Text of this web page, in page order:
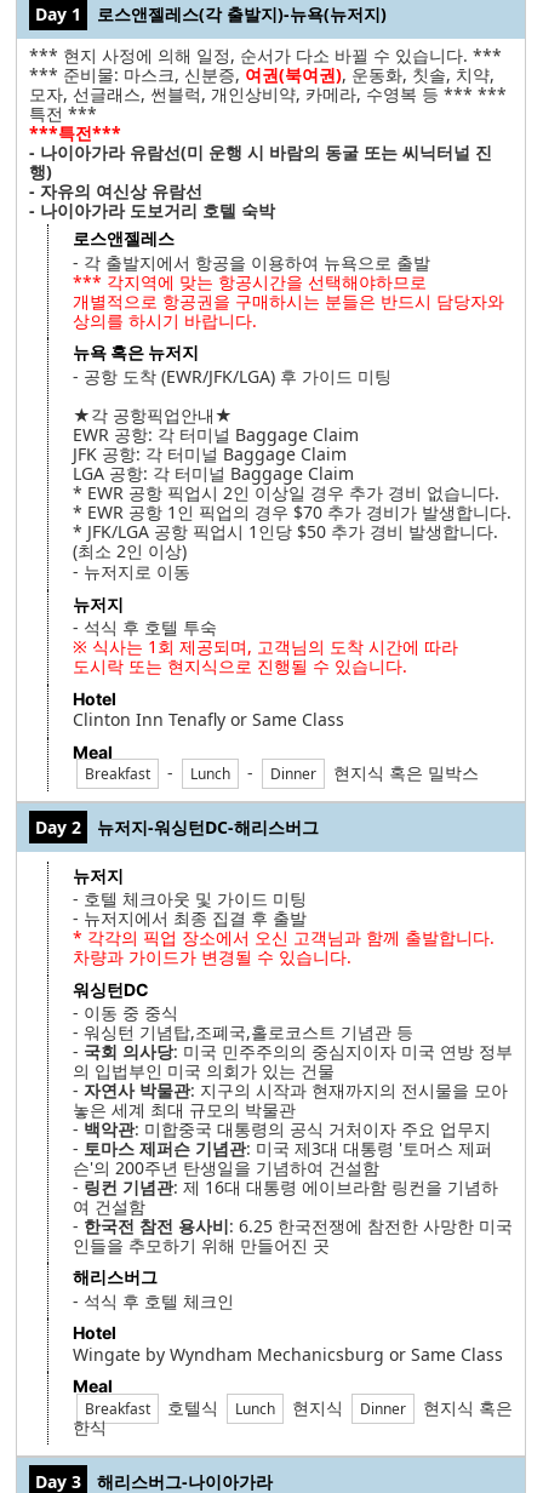
Day 1
로스앤젤레스(각 출발지)-뉴욕(뉴저지)
*** 현지 사정에 의해 일정, 순서가 다소 바뀔 수 있습니다. ***
*** 준비물: 마스크, 신분증, 여권(북여권), 운동화, 칫솔, 치약,
모자, 선글래스, 썬블럭, 개인상비약, 카메라, 수영복 등 *** ***
특전 ***
***특전***
- 나이아가라 유람선(미 운행 시 바람의 동굴 또는 씨닉터널 진
행)
- 자유의 여신상 유람선
- 나이아가라 도보거리 호텔 숙박
로스앤젤레스
- 각 출발지에서 항공을 이용하여 뉴욕으로 출발
*** 각지역에 맞는 항공시간을 선택해야하므로
개별적으로 항공권을 구매하시는 분들은 반드시 담당자와
상의를 하시기 바랍니다.
뉴욕 혹은 뉴저지
- 공항 도착 (EWR/JFK/LGA) 후 가이드 미팅
★각 공항픽업안내★
EWR 공항: 각 터미널 Baggage Claim
JFK 공항: 각 터미널 Baggage Claim
LGA 공항: 각 터미널 Baggage Claim
* EWR 공항 픽업시 2인 이상일 경우 추가 경비 없습니다.
* EWR 공항 1인 픽업의 경우 $70 추가 경비가 발생합니다.
* JFK/LGA 공항 픽업시 1인당 $50 추가 경비 발생합니다.
(최소 2인 이상)
- 뉴저지로 이동
뉴저지
- 석식 후 호텔 투숙
※ 식사는 1회 제공되며, 고객님의 도착 시간에 따라
도시락 또는 현지식으로 진행될 수 있습니다.
Hotel
Clinton Inn Tenafly or Same Class
Meal
Breakfast
- Lunch - Dinner 현지식 혹은 밀박스
Day 2 뉴저지-워싱턴DC-해리스버그
뉴저지
- 호텔 체크아웃 및 가이드 미팅
- 뉴저지에서 최종 집결 후 출발
* 각각의 픽업 장소에서 오신 고객님과 함께 출발합니다.
차량과 가이드가 변경될 수 있습니다.
워싱턴DC
- 이동 중 중식
- 워싱턴 기념탑,조폐국,홀로코스트 기념관 등
- 국회 의사당: 미국 민주주의의 중심지이자 미국 연방 정부
의 입법부인 미국 의회가 있는 건물
-자연사 박물관: 지구의 시작과 현재까지의 전시물을 모아
놓은 세계 최대 규모의 박물관
- 백악관: 미합중국 대통령의 공식 거처이자 주요 업무지
- 토마스 제퍼슨 기념관: 미국 제3대 대통령 '토머스 제퍼
슨'의 200주년 탄생일을 기념하여 건설함
- 링컨 기념관: 제 16대 대통령 에이브라함 링컨을 기념하
여 건설함
- 한국전 참전 용사비: 6.25 한국전쟁에 참전한 사망한 미국
인들을 추모하기 위해 만들어진 곳
해리스버그
- 석식 후 호텔 체크인
Hotel
Wingate by Wyndham Mechanicsburg or Same Class
Meal
Breakfast
호텔식 Lunch 현지식 Dinner
현지식 혹은
한식
Day 3 해리스버그-나이아가라